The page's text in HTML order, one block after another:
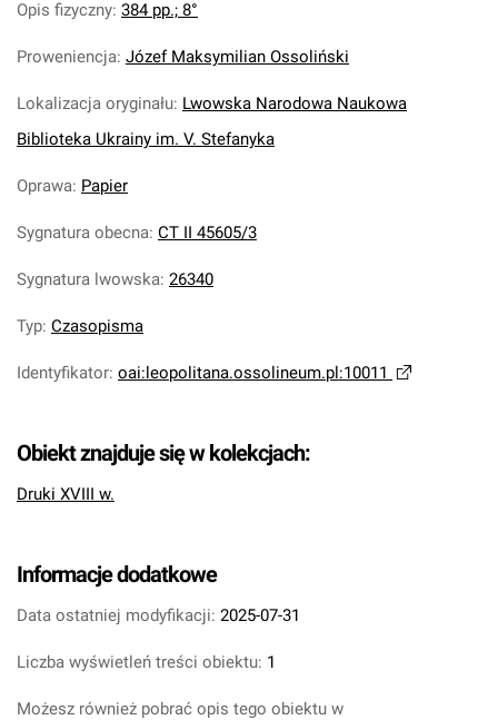
Opis fizyczny: 384 pp.; 8°
Proweniencja: Józef Maksymilian Ossoliński
Lokalizacja oryginału: Lwowska Narodowa Naukowa
Biblioteka Ukrainy im. V. Stefanyka
Oprawa: Papier
Sygnatura obecna: CT II 45605/3
Sygnatura lwowska: 26340
Typ: Czasopisma
Identyfikator: oai:leopolitana.ossolineum.pl:10011
Obiekt znajduje się w kolekcjach:
Druki XVIII w.
Informacje dodatkowe
Data ostatniej modyfikacji: 2025-07-31
Liczba wyświetleń treści obiektu: 1
Możesz również pobrać opis tego obiektu w